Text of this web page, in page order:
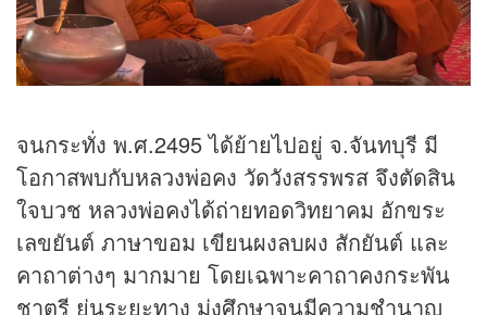
จนกระทั่ง พ.ศ.2495 ได้ย้ายไปอยู่ จ.จันทบุรี มี
โอกาสพบกับหลวงพ่อคง วัดวังสรรพรส จึงตัดสิน
ใจบวช หลวงพ่อคงได้ถ่ายทอดวิทยาคม อักขระ
เลขยันต์ ภาษาขอม เขียนผงลบผง สักยันต์ และ
คาถาต่างๆ มากมาย โดยเฉพาะคาถาคงกระพัน
ชาตรี ย่นระยะทาง มุ่งศึกษาจนมีความชำนาญ